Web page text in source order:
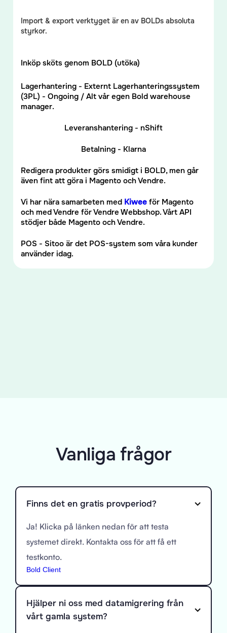
Import & export verktyget är en av BOLDs absoluta
styrkor.
Inköp sköts genom BOLD (utöka)
Lagerhantering - Externt Lagerhanteringssystem
(3PL) - Ongoing / Alt vår egen Bold warehouse
manager.
Leveranshantering - nShift
Betalning - Klarna
Redigera produkter görs smidigt i BOLD, men går
även fint att göra i Magento och Vendre.
Vi har nära samarbeten med Kiwee för Magento
och med Vendre för Vendre Webbshop. Vårt API
stödjer både Magento och Vendre.
POS - Sitoo är det POS-system som våra kunder
använder idag.
Vanliga frågor
Finns det en gratis provperiod?
Ja! Klicka på länken nedan för att testa
systemet direkt. Kontakta oss för att få ett
testkonto.
Bold Client
Hjälper ni oss med datamigrering från
vårt gamla system?